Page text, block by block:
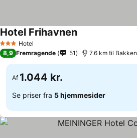
3 StjernerHotel
Hotel Frihavnen
8,9 Fremragende 51 7.6 km til Bakken
Af 1.044 kr.
Se priser fra 5 hjemmesider